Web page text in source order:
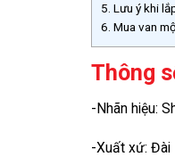
5. Lưu ý khi
6. Mua van
Thông
-Nhãn hiệu:
-Xuất xứ: Đài